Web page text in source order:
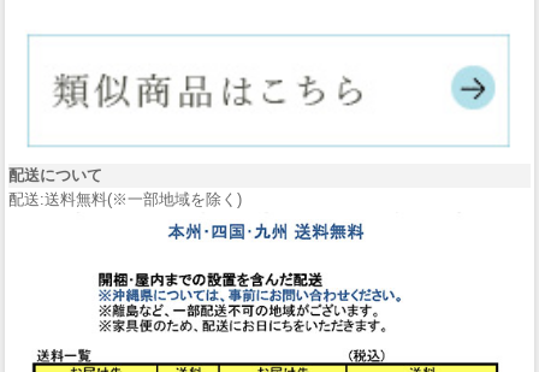
配送について
配送:送料無料(※一部地域を除く)